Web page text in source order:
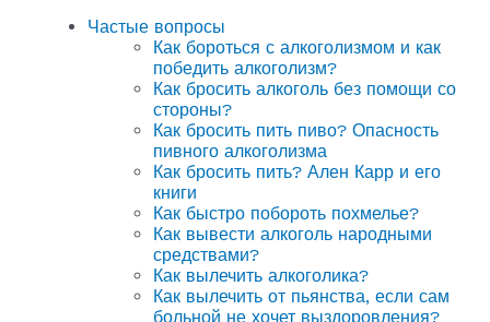
Частые вопросы
Как бороться с алкоголизмом и как
победить алкоголизм?
Как бросить алкоголь без помощи со
стороны?
Как бросить пить пиво? Опасность
пивного алкоголизма
Как бросить пить? Ален Карр и его
книги
Как быстро побороть похмелье?
Как вывести алкоголь народными
средствами?
Как вылечить алкоголика?
Как вылечить от пьянства, если сам
больной не хочет выздоровления?